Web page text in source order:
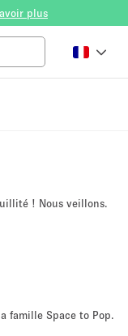
plus
! Nous veillons.
famille Space to Pop.